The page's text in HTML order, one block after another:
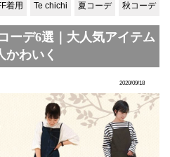
着用 Te chichi 夏コーデ 秋コーデ
ーデ6選｜大人気アイテム
かわいく
2020/09/18